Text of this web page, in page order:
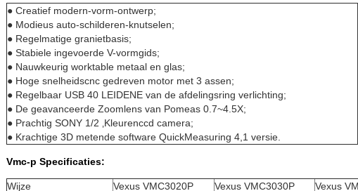
● Creatief modern-vorm-ontwerp;
● Modieus auto-schilderen-knutselen;
● Regelmatige granietbasis;
● Stabiele ingevoerde V-vormgids;
● Nauwkeurig worktable metaal en glas;
● Hoge snelheidscnc gedreven motor met 3 assen;
● Regelbaar USB 40 LEIDENE van de afdelingsring verlichting;
● De geavanceerde Zoomlens van Pomeas 0.7~4.5X;
● Prachtig SONY 1/2 ‚Kleurenccd camera;
● Krachtige 3D metende software QuickMeasuring 4,1 versie.
Vmc-p Specificaties:
Wijze Vexus VMC3020P Vexus VMC3030P Vexus